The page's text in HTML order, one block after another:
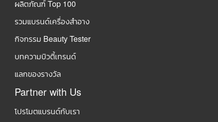
ผลิตภัณฑ์ Top 100
รวมแบรนด์เครื่องสำอาง
กิจกรรม Beauty Tester
บทความบิวตี้เทรนด์
แลกของรางวัล
Partner with Us
โปรโมตแบรนด์กับเรา